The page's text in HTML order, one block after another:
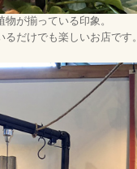
が揃っている印象。
だけでも楽しいお店です。